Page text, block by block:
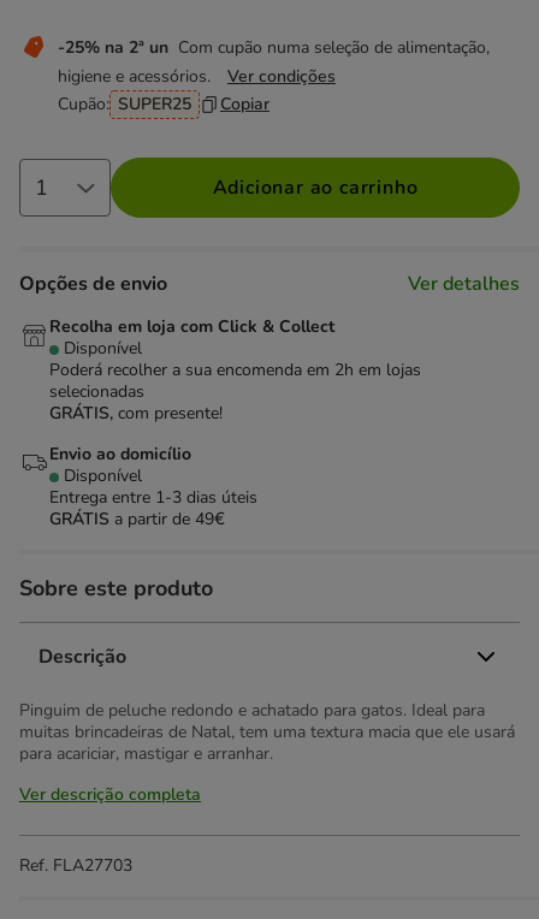
-25% na 2ª un Com cupão numa seleção de alimentação,
higiene e acessórios.
Ver condições
Cupão: SUPER25 Copiar
Adicionar ao carrinho
Opções de envio Ver detalhes
Recolha em loja com Click & Collect
Disponível
Poderá recolher a sua encomenda em 2h em lojas
selecionadas
GRÁTIS, com presente!
Envio ao domicílio
Disponível
Entrega entre 1-3 dias úteis
GRÁTIS a partir de 49€
Sobre este produto
Descrição
Pinguim de peluche redondo e achatado para gatos. Ideal para
muitas brincadeiras de Natal, tem uma textura macia que ele usará
para acariciar, mastigar e arranhar.
Ver descrição completa
Ref. FLA27703